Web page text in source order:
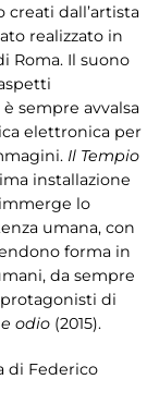
dall’artista
realizzato in
Roma. Il suono
sempre avvalsa
elettronica per
Il Tempio
installazione
lo
umana, con
forma in
da sempre
protagonisti di
odio (2015).
di Federico